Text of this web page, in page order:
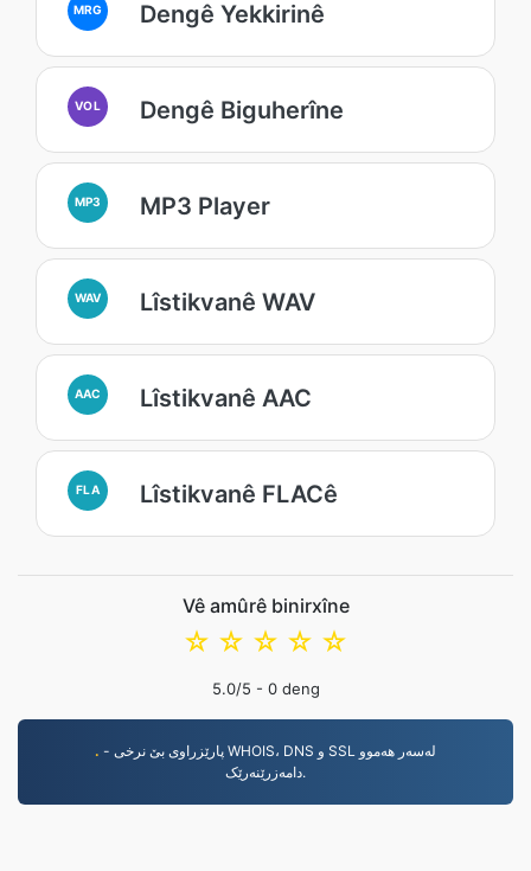
MRG Dengê Yekkirinê
VOL Dengê Biguherîne
MP3 MP3 Player
WAV Lîstikvanê WAV
AAC Lîstikvanê AAC
FLA Lîstikvanê FLACê
Vê amûrê binirxîne
☆
☆
☆
☆
☆
5.0/5 - 0deng
. - پارێزراوی بێ نرخی WHOIS، DNS و SSL لەسەر هەموو
دامەزرێنەرێک.